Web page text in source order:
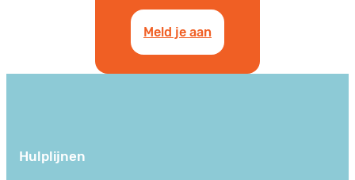
Meld je aan
Hulplijnen